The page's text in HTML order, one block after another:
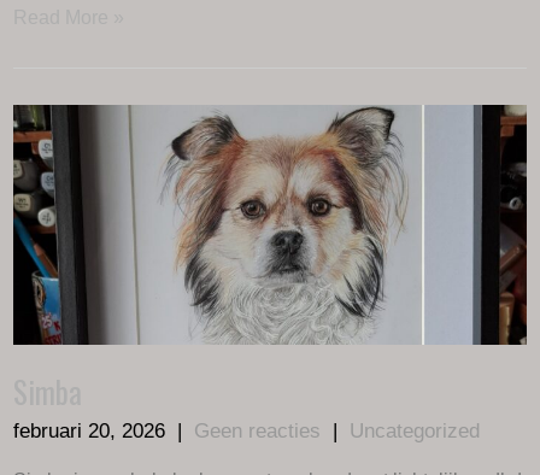
februari 20, 2026 | Geen reacties | Uncategorized